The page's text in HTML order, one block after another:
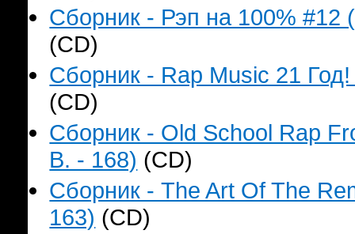
Сборник - Рэп на 100% #12
(CD)
Сборник - Rap Music 21
(CD)
Сборник - Old School Rap
B. - 168) (CD)
Сборник - The Art Of The
163) (CD)